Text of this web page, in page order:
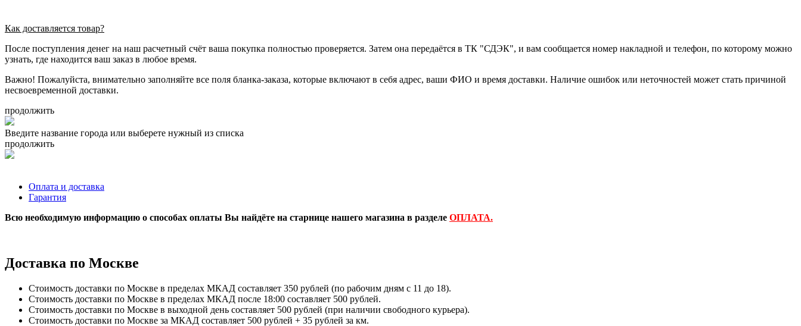
Как доставляется товар?
После поступления денег на наш расчетный счёт ваша покупка полностью проверяется. Затем она передаётся в ТК "СДЭК", и вам сообщается номер накладной и телефон, по которому можно
узнать, где находится ваш заказ в любое время.
Важно! Пожалуйста, внимательно заполняйте все поля бланка-заказа, которые включают в себя адрес, ваши ФИО и время доставки. Наличие ошибок или неточностей может стать причиной
несвоевременной доставки.
продолжить
Введите название города или выберете нужный из списка
продолжить
Оплата и доставка
Гарантия
Всю необходимую информацию о способах оплаты Вы найдёте на старнице нашего магазина в разделе ОПЛАТА.
Доставка по Москве
Стоимость доставки по Москве в пределах МКАД составляет 350 рублей (по рабочим дням с 11 до 18).
Стоимость доставки по Москве в пределах МКАД после 18:00 составляет 500 рублей.
Стоимость доставки по Москве в выходной день составляет 500 рублей (при наличии свободного курьера).
Стоимость доставки по Москве за МКАД составляет 500 рублей + 35 рублей за км.